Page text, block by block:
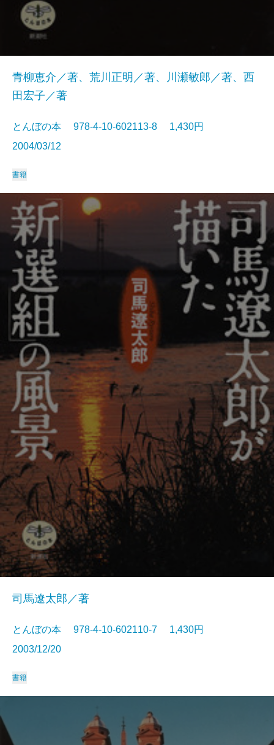
青柳恵介／著、荒川正明／著、川瀬敏郎／著、西
田宏子／著
とんぼの本 978-4-10-602113-8 1,430円
2004/03/12
書籍
司馬遼太郎／著
とんぼの本 978-4-10-602110-7 1,430円
2003/12/20
書籍